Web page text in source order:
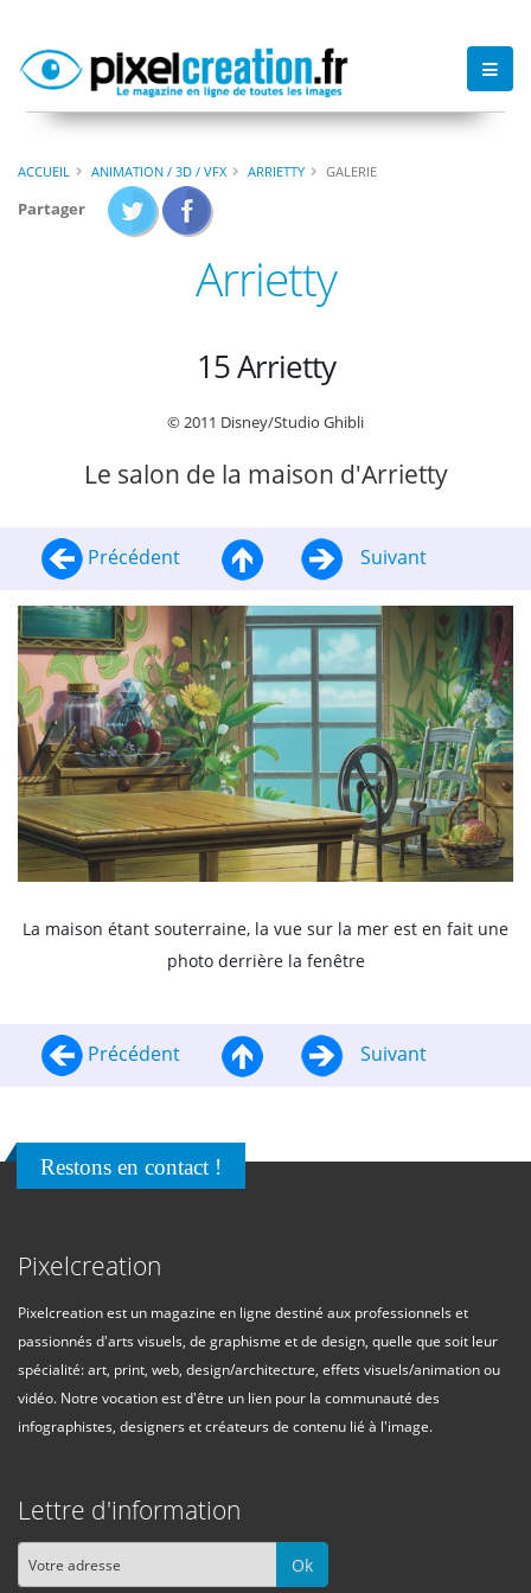
ACCUEIL ANIMATION / 3D / VFX ARRIETTY GALERIE
Partager
Arrietty
15 Arrietty
© 2011 Disney/Studio Ghibli
Le salon de la maison d'Arrietty
Précédent Suivant
La maison étant souterraine, la vue sur la mer est en fait une
photo derrière la fenêtre
Précédent Suivant
Restons en contact !
Pixelcreation
Pixelcreation est un magazine en ligne destiné aux professionnels et
passionnés d'arts visuels, de graphisme et de design, quelle que soit leur
spécialité: art, print, web, design/architecture, effets visuels/animation ou
vidéo. Notre vocation est d'être un lien pour la communauté des
infographistes, designers et créateurs de contenu lié à l'image.
Lettre d'information
Ok